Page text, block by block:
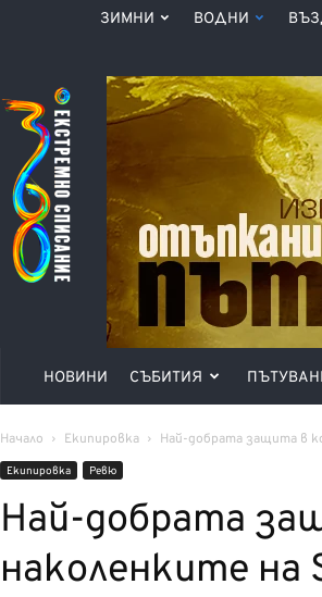
ЗИМНИ ВОДНИ
Списание
360°
НОВИНИ СЪБИТИЯ
Начало Екипировка Най-добрата защита в
Екипировка Ревю
Най-добрата
наколенките на